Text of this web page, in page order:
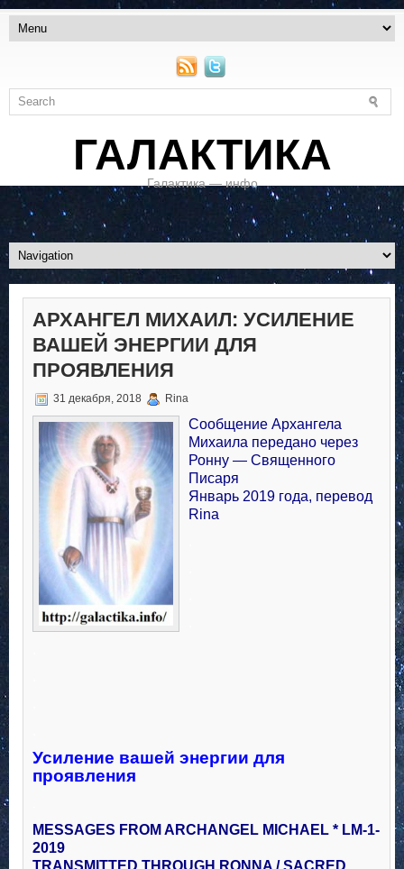
ГАЛАКТИКА
Галактика — инфо
АРХАНГЕЛ МИХАИЛ: УСИЛЕНИЕ
ВАШЕЙ ЭНЕРГИИ ДЛЯ
ПРОЯВЛЕНИЯ
31 декабря, 2018 Rina
Сообщение Архангела
Михаила передано через
Ронну — Священного
Писаря
Январь 2019 года, перевод
Rina
Усиление вашей энергии для
проявления
MESSAGES FROM ARCHANGEL MICHAEL * LM-1-
2019